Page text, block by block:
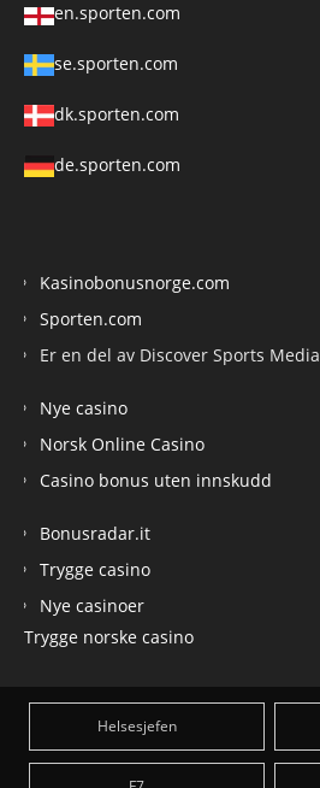
en.sporten.com
se.sporten.com
dk.sporten.com
de.sporten.com
Kasinobonusnorge.com
Sporten.com
Er en del av Discover Sports Media
Nye casino
Norsk Online Casino
Casino bonus uten innskudd
Bonusradar.it
Trygge casino
Nye casinoer
Trygge norske casino
Helsesjefen